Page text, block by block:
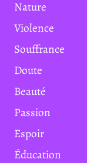
Nature
Violence
Souffrance
Doute
Beauté
Passion
Espoir
Éducation